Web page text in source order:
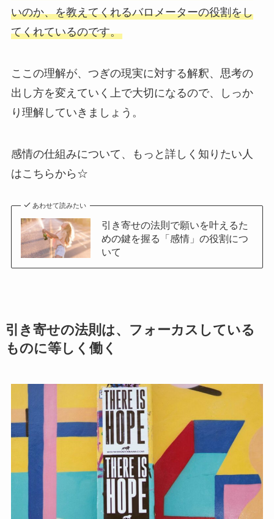
いのか、を教えてくれるバロメーターの役割をし
てくれているのです。
ここの理解が、つぎの現実に対する解釈、思考の
出し方を変えていく上で大切になるので、しっか
り理解していきましょう。
感情の仕組みについて、もっと詳しく知りたい人
はこちらから☆
あわせて読みたい
引き寄せの法則で願いを叶えるた
めの鍵を握る「感情」の役割につ
いて
引き寄せの法則は、フォーカスしている
ものに等しく働く